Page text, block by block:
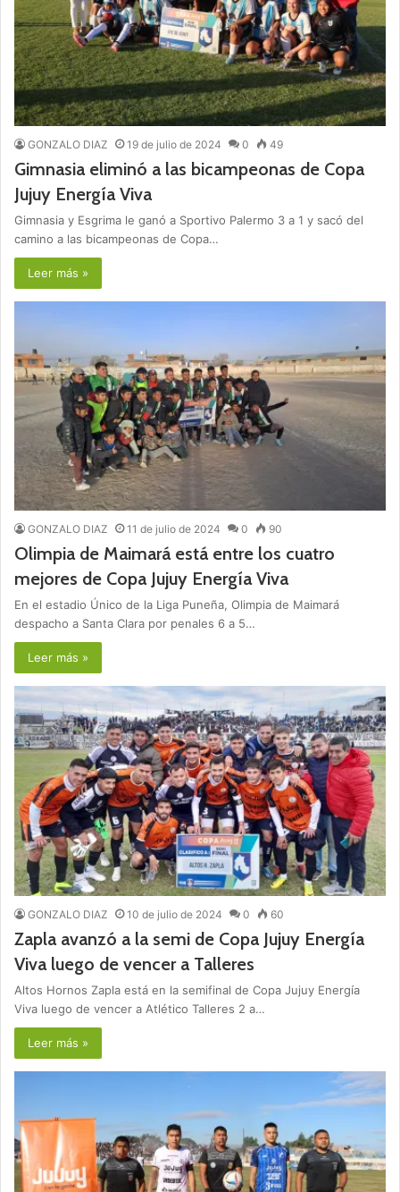
GONZALO DIAZ 19 de julio de 2024 0 49
Gimnasia eliminó a las bicampeonas de Copa
Jujuy Energía Viva
Gimnasia y Esgrima le ganó a Sportivo Palermo 3 a 1 y sacó del
camino a las bicampeonas de Copa…
Leer más »
GONZALO DIAZ 11 de julio de 2024 0 90
Olimpia de Maimará está entre los cuatro
mejores de Copa Jujuy Energía Viva
En el estadio Único de la Liga Puneña, Olimpia de Maimará
despacho a Santa Clara por penales 6 a 5…
Leer más »
GONZALO DIAZ 10 de julio de 2024 0 60
Zapla avanzó a la semi de Copa Jujuy Energía
Viva luego de vencer a Talleres
Altos Hornos Zapla está en la semifinal de Copa Jujuy Energía
Viva luego de vencer a Atlético Talleres 2 a…
Leer más »